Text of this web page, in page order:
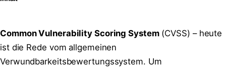
Common Vulnerability Scoring System(CVSS) – heute
ist die Rede vom allgemeinen
Verwundbarkeitsbewertungssystem. Um